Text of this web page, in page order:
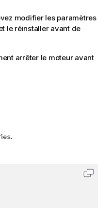
modifier les paramètres
le réinstaller avant de
arrêter le moteur avant
.